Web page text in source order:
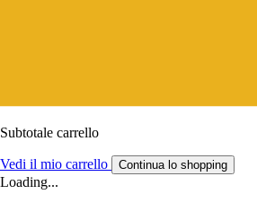
Subtotale carrello
Vedi il mio carrello Continua lo shopping
Loading...